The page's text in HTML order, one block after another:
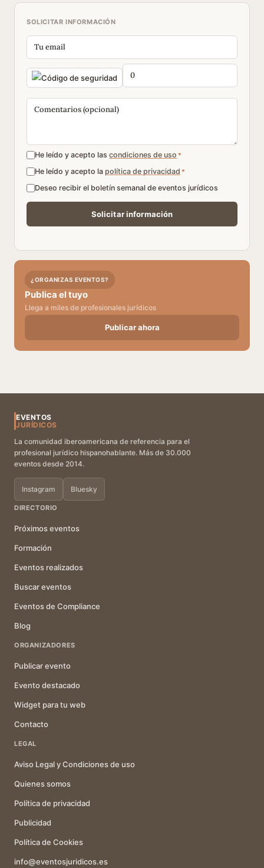
SOLICITAR INFORMACIÓN
He leído y acepto las condiciones de uso *
He leído y acepto la política de privacidad *
Deseo recibir el boletín semanal de eventos jurídicos
¿ORGANIZAS EVENTOS?
Publica el tuyo
Llega a miles de profesionales jurídicos
Publicar ahora
EVENTOS
JURÍDICOS
La comunidad iberoamericana de referencia para el
profesional jurídico hispanohablante. Más de 30.000
eventos desde 2014.
Instagram Bluesky
DIRECTORIO
Próximos eventos
Formación
Eventos realizados
Buscar eventos
Eventos de Compliance
Blog
ORGANIZADORES
Publicar evento
Evento destacado
Widget para tu web
Contacto
LEGAL
Aviso Legal y Condiciones de uso
Quienes somos
Política de privacidad
Publicidad
Política de Cookies
info@eventosjuridicos.es